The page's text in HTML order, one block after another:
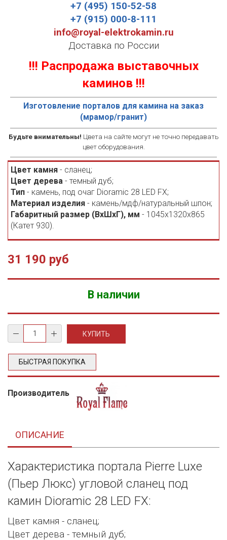
+7 (495) 150-52-58
+7 (915) 000-8-111
info@royal-elektrokamin.ru
Доставка по России
!!! Распродажа выставочных
каминов !!!
Изготовление порталов для камина на заказ
(мрамор/гранит)
Будьте внимательны! Цвета на сайте могут не точно передавать
цвет оборудования.
Цвет камня - сланец;
Цвет дерева - темный дуб;
Тип - камень, под очаг Dioramic 28 LED FX;
Материал изделия - камень/мдф/натуральный шпон;
Габаритный размер (ВхШхГ), мм - 1045х1320х865
(Катет 930).
31 190 руб
В наличии
БЫСТРАЯ ПОКУПКА
Производитель
ОПИСАНИЕ
Характеристика портала Pierre Luxe
(Пьер Люкс) угловой сланец под
камин Dioramic 28 LED FX:
Цвет камня - сланец;
Цвет дерева - темный дуб;